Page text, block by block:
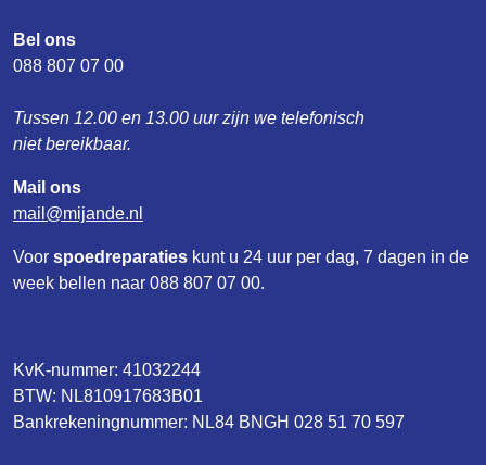
Bel ons
088 807 07 00
Tussen 12.00 en 13.00 uur zijn we telefonisch
niet bereikbaar.
Mail ons
mail
mijande nl
Voor spoedreparaties kunt u 24 uur per dag, 7 dagen in de
week bellen naar 088 807 07 00.
KvK-nummer: 41032244
BTW: NL810917683B01
Bankrekeningnummer: NL84 BNGH 028 51 70 597